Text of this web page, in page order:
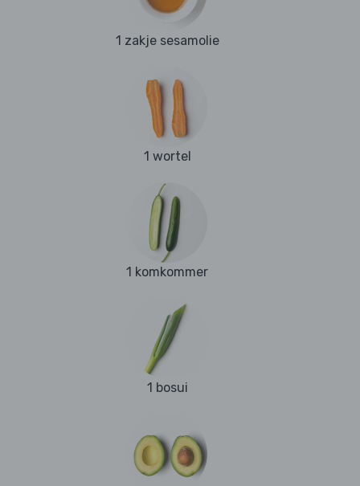
1 zakje sesamolie
1 wortel
1 komkommer
1 bosui